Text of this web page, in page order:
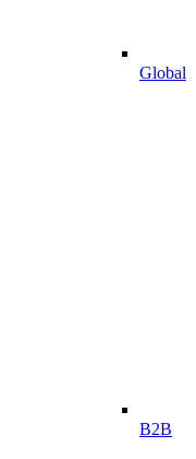
Global
B2B